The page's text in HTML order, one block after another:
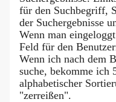
für den Suchbegriff,
der Suchergebnisse
Wenn man
Feld für den
Wenn ich nach dem
suche, bekomme ich
alphabetischer
"zerreißen".